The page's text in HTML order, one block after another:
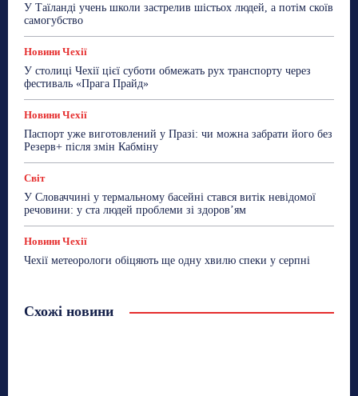
У Таїланді учень школи застрелив шістьох людей, а потім скоїв
самогубство
Новини Чехії
У столиці Чехії цієї суботи обмежать рух транспорту через
фестиваль «Прага Прайд»
Новини Чехії
Паспорт уже виготовлений у Празі: чи можна забрати його без
Резерв+ після змін Кабміну
Світ
У Словаччині у термальному басейні стався витік невідомої
речовини: у ста людей проблеми зі здоров’ям
Новини Чехії
Чехії метеорологи обіцяють ще одну хвилю спеки у серпні
Схожі новини